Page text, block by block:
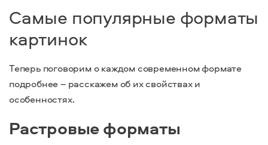
Самые популярные форматы
картинок
Теперь поговорим о каждом современном формате
подробнее – расскажем об их свойствах и
особенностях.
Растровые форматы